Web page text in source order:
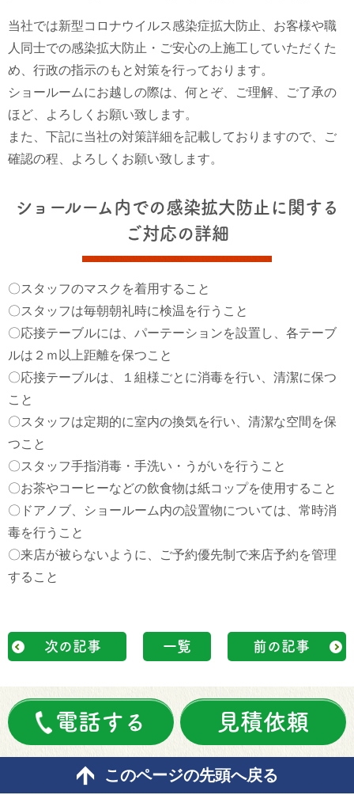
当社では新型コロナウイルス感染症拡大防止、お客様や職
人同士での感染拡大防止・ご安心の上施工していただくた
め、行政の指示のもと対策を行っております。
ショールームにお越しの際は、何とぞ、ご理解、ご了承の
ほど、よろしくお願い致します。
また、下記に当社の対策詳細を記載しておりますので、ご
確認の程、よろしくお願い致します。
ショールーム内での感染拡大防止に関する
ご対応の詳細
〇スタッフのマスクを着用すること
〇スタッフは毎朝朝礼時に検温を行うこと
〇応接テーブルには、パーテーションを設置し、各テーブ
ルは２ｍ以上距離を保つこと
〇応接テーブルは、１組様ごとに消毒を行い、清潔に保つ
こと
〇スタッフは定期的に室内の換気を行い、清潔な空間を保
つこと
〇スタッフ手指消毒・手洗い・うがいを行うこと
〇お茶やコーヒーなどの飲食物は紙コップを使用すること
〇ドアノブ、ショールーム内の設置物については、常時消
毒を行うこと
〇来店が被らないように、ご予約優先制で来店予約を管理
すること
次の記事 一覧 前の記事
電話する 見積依頼
このページの先頭へ戻る